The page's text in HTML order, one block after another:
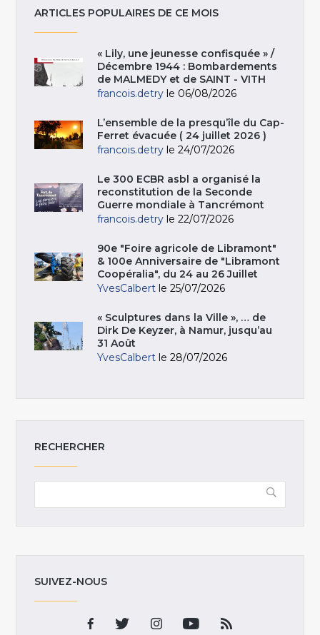
ARTICLES POPULAIRES DE CE MOIS
« Lily, une jeunesse confisquée » /
Décembre 1944 : Bombardements
de MALMEDY et de SAINT - VITH
francois.detry le 06/08/2026
L’ensemble de la presqu’île du Cap-
Ferret évacuée ( 24 juillet 2026 )
francois.detry le 24/07/2026
Le 300 ECBR asbl a organisé la
reconstitution de la Seconde
Guerre mondiale à Tancrémont
francois.detry le 22/07/2026
90e "Foire agricole de Libramont"
& 100e Anniversaire de "Libramont
Coopéralia", du 24 au 26 Juillet
YvesCalbert le 25/07/2026
« Sculptures dans la Ville », … de
Dirk De Keyzer, à Namur, jusqu’au
31 Août
YvesCalbert le 28/07/2026
RECHERCHER
SUIVEZ-NOUS